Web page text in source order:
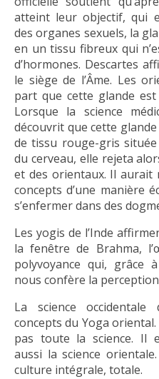
atteint leur objectif, qui
des organes sexuels, la
en un tissu fibreux qui
d’hormones. Descartes
le siège de l’Âme. Les
part que cette glande
Lorsque la science
découvrit que cette glande
de tissu rouge-gris
du cerveau, elle rejeta
et des orientaux. Il aurait
concepts d’une manière
s’enfermer dans des
Les yogis de l’Inde
la fenêtre de Brahma,
polyvoyance qui, grâce
nous confère la perception
La science
concepts du Yoga oriental.
pas toute la science. Il
aussi la science
culture intégrale, totale.